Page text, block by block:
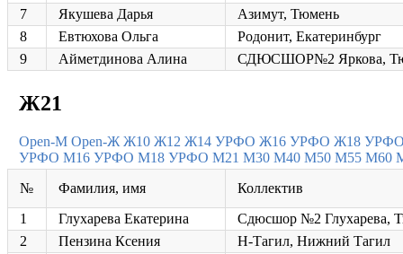
7
Якушева Дарья
Азимут, Тюмень
8
Евтюхова Ольга
Родонит, Екатеринбург
9
Айметдинова Алина СДЮСШОР№2 Яркова,
Ж21
Open-M Open-Ж Ж10 Ж12 Ж14 УРФО Ж16 УРФО Ж18
УРФО М16 УРФО М18 УРФО М21 М30 М40 М50 М55 М60
№ Фамилия, имя
Коллектив
1
Глухарева Екатерина
Сдюсшор №2 Глухарева,
2
Пензина Ксения
Н-Тагил, Нижний Тагил